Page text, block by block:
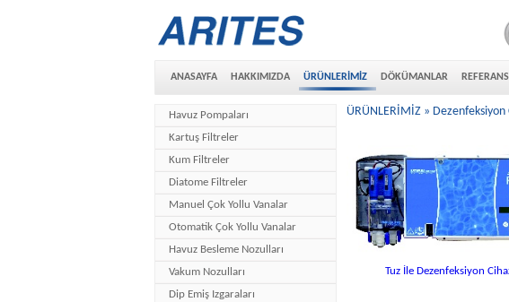
ANASAYFA HAKKIMIZDA ÜRÜNLERİMİZ DÖKÜMANLAR
Havuz Pompaları
Kartuş Filtreler
Kum Filtreler
Diatome Filtreler
Manuel Çok Yollu Vanalar
Otomatik Çok Yollu Vanalar
Havuz Besleme Nozulları
Vakum Nozulları
Dip Emiş Izgaraları
ÜRÜNLERİMİZ » Dezenfeksiyon
Tuz İle Dezenfeksiyon